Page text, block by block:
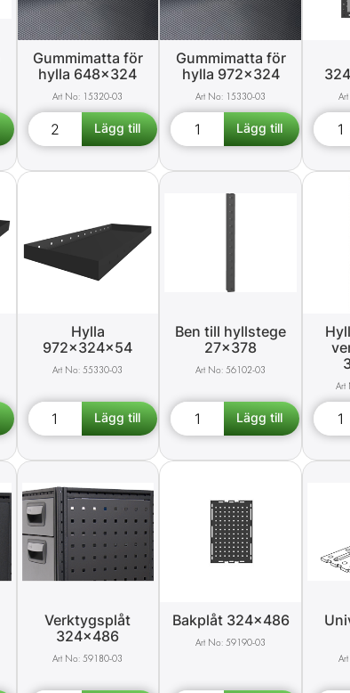
Gummimatta för
hylla 648x324
15320-03
Gummimatta för
hylla 972x324
15330-03
Hylla
972x324x54
55330-03
Ben till hyllstege
27x378
56102-03
Verktygsplåt
324x486
59180-03
Bakplåt 324x486
59190-03